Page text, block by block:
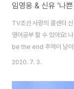
TV조선 사랑의 콜센타
영어공부 할 수 있어요!
be the end 추억이 남
과 나 사랑한 건 / That
embrace you again 한
2020. 7. 3.